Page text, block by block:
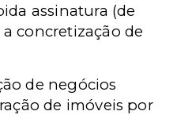
assinatura (de
concretização de
de negócios
de imóveis por